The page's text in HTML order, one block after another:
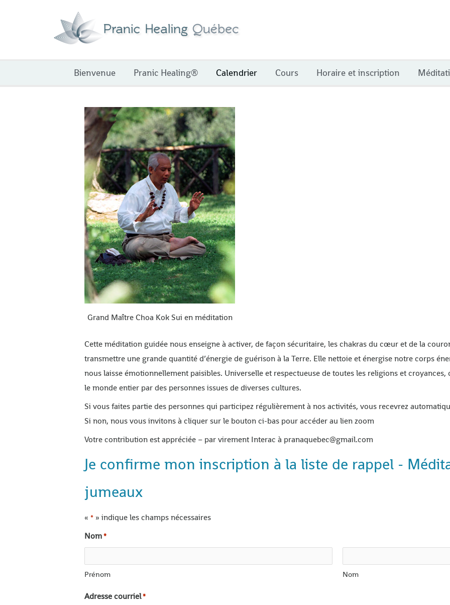
Bienvenue Pranic Healing® Calendrier Cours Horaire et inscription
Grand Maître Choa Kok Sui en méditation
Cette méditation guidée nous enseigne à activer, de façon sécuritaire, les chakras du cœur et de la
transmettre une grande quantité d’énergie de guérison à la Terre. Elle nettoie et énergise notre corps
nous laisse émotionnellement paisibles. Universelle et respectueuse de toutes les religions et
le monde entier par des personnes issues de diverses cultures.
Si vous faites partie des personnes qui participez régulièrement à nos activités, vous recevrez
Si non, nous vous invitons à cliquer sur le bouton ci-bas pour accéder au lien zoom
Votre contribution est appréciée – par virement Interac à pranaquebec@gmail.com
Je confirme mon inscription à la liste de rappel -
jumeaux
« * » indique les champs nécessaires
Nom*
Prénom Nom
Adresse courriel*